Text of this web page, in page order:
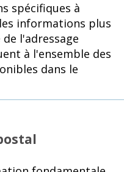
spécifiques à
informations plus
l'adressage
à l'ensemble des
dans le